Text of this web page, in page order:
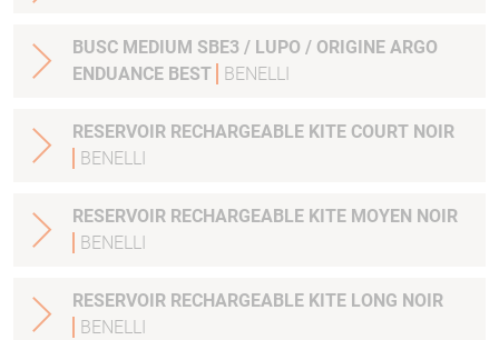
BUSC MEDIUM SBE3 / LUPO / ORIGINE ARGO
ENDUANCE BEST
BENELLI
RESERVOIR RECHARGEABLE KITE COURT NOIR
BENELLI
RESERVOIR RECHARGEABLE KITE MOYEN NOIR
BENELLI
RESERVOIR RECHARGEABLE KITE LONG NOIR
BENELLI